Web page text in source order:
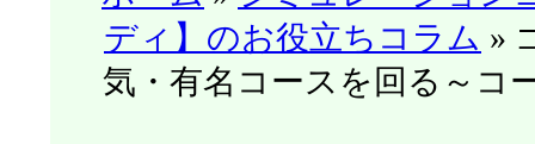
ディ】のお役立ちコラム »
気・有名コースを回る～コ